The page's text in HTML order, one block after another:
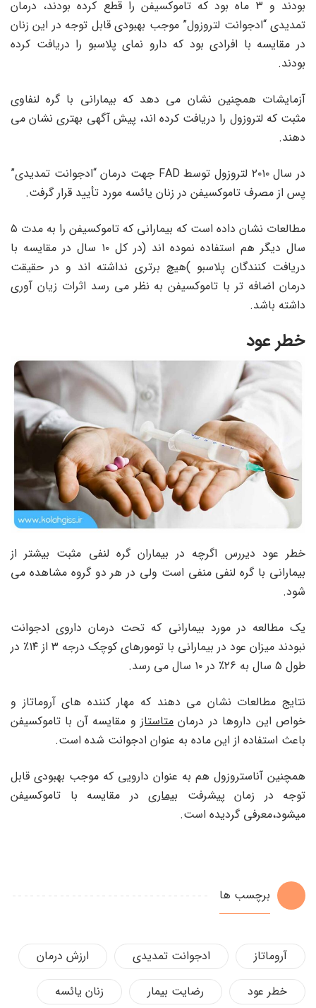
بودند و ۳ ماه بود که تاموکسیفن را قطع کرده بودند، درمان
تمدیدی “ادجوانت لتروزول” موجب بهبودی قابل توجه در این زنان
در مقایسه با افرادی بود که دارو نمای پلاسبو را دریافت کرده
بودند.
آزمایشات همچنین نشان می دهد که بیمارانی با گره لنفاوی
مثبت که لتروزول را دریافت کرده اند، پیش آگهی بهتری نشان می
دهند.
در سال ۲۰۱۰ لتروزول توسط FAD جهت درمان “ادجوانت تمدیدی”
پس از مصرف تاموکسیفن در زنان یائسه مورد تأیید قرار گرفت.
مطالعات نشان داده است که بیمارانی که تاموکسیفن را به مدت ۵
سال دیگر هم استفاده نموده اند (در کل ۱۰ سال در مقایسه با
دریافت کنندگان پلاسبو )هیچ برتری نداشته اند و در حقیقت
درمان اضافه تر با تاموکسیفن به نظر می رسد اثرات زیان آوری
داشته باشد.
خطر عود
خطر عود دیررس اگرچه در بیماران گره لنفی مثبت بیشتر از
بیمارانی با گره لنفی منفی است ولی در هر دو گروه مشاهده می
شود.
یک مطالعه در مورد بیمارانی که تحت درمان داروی ادجوانت
نبودند میزان عود در بیمارانی با تومورهای کوچک درجه ۳ از ۱۴٪ در
طول ۵ سال به ۲۶٪ در ۱۰ سال می رسد.
نتایج مطالعات نشان می دهند که مهار کننده های آروماتاز و
خواص این داروها در درمان متاستاز و مقایسه آن با تاموکسیفن
باعث استفاده از این ماده به عنوان ادجوانت شده است.
همچنین آناستروزول هم به عنوان دارویی که موجب بهبودی قابل
توجه در زمان پیشرفت بیماری در مقایسه با تاموکسیفن
میشود،معرفی گردیده است.
برچسب ها
آروماتاز ادجوانت تمدیدی
ارزش درمان
خطر عود
رضایت بیمار
زنان یائسه